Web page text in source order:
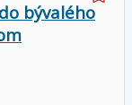
bývalého